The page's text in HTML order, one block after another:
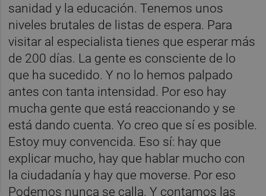
sanidad y la educación. Tenemos unos
niveles brutales de listas de espera. Para
visitar al especialista tienes que esperar más
de 200 días. La gente es consciente de lo
que ha sucedido. Y no lo hemos palpado
antes con tanta intensidad. Por eso hay
mucha gente que está reaccionando y se
está dando cuenta. Yo creo que sí es posible.
Estoy muy convencida. Eso sí: hay que
explicar mucho, hay que hablar mucho con
la ciudadanía y hay que moverse. Por eso
Podemos nunca se calla. Y contamos las